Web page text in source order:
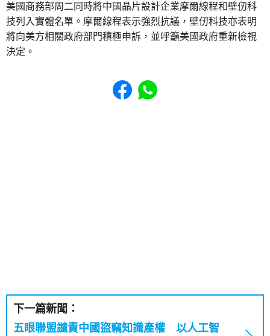
美國商務部周二同時將中國晶片設計企業摩爾線程和壁仞科
技列入實體名單。摩爾線程表示強烈抗議，壁仞科技亦表明
將向美方相關政府部門積極申訴，並呼籲美國政府重新檢視
決定。
Share to Facebook
Share to WhatsApp
下一篇新聞：
五眼聯盟譴責中國盜竊知識產權 以人工智